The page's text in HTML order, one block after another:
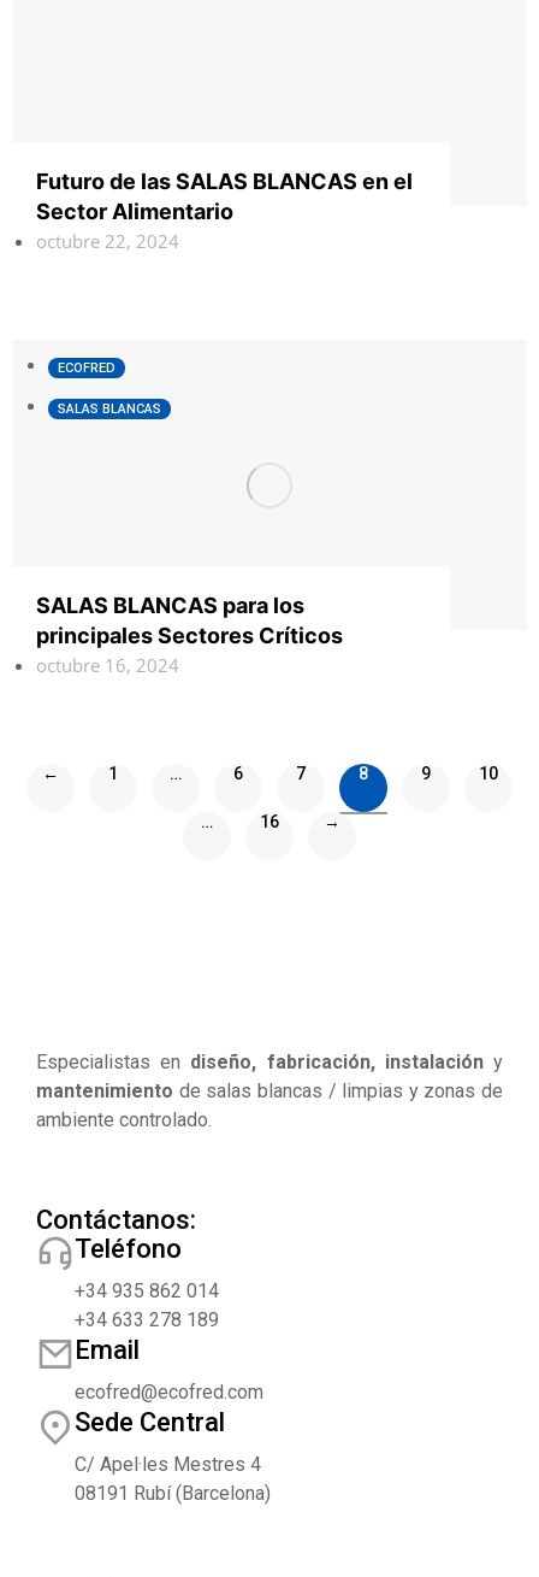
Futuro de las SALAS BLANCAS en el
Sector Alimentario
octubre 22, 2024
ECOFRED
SALAS BLANCAS
SALAS BLANCAS para los
principales Sectores Críticos
octubre 16, 2024
← 1 … 6 7 8 9 10
… 16 →
Especialistas en diseño, fabricación, instalacióny
mantenimiento de salas blancas / limpias y zonas de
ambiente controlado.
Contáctanos:
Teléfono
+34 935 862 014
+34 633 278 189
Email
ecofred@ecofred.com
Sede Central
C/ Apel·les Mestres 4
08191 Rubí (Barcelona)